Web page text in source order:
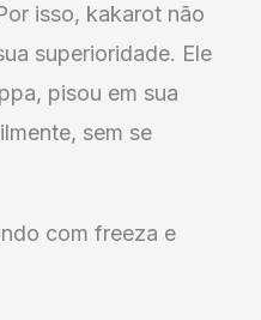
isso, kakarot não
superioridade. Ele
pisou em sua
sem se
com freeza e